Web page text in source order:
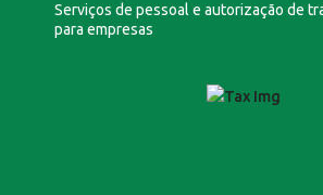
Serviços de pessoal e autorização de
para empresas